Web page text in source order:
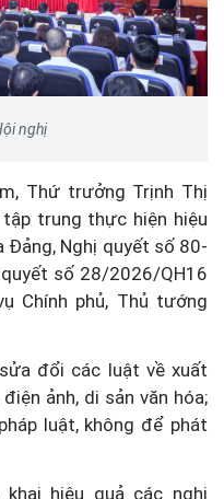
nghị
Thứ trưởng Trịnh Thị
trung thực hiện hiệu
Đảng, Nghị quyết số 80-
số 28/2026/QH16
Chính phủ, Thủ tướng
đổi các luật về xuất
ảnh, di sản văn hóa;
luật, không để phát
hiệu quả các nghị